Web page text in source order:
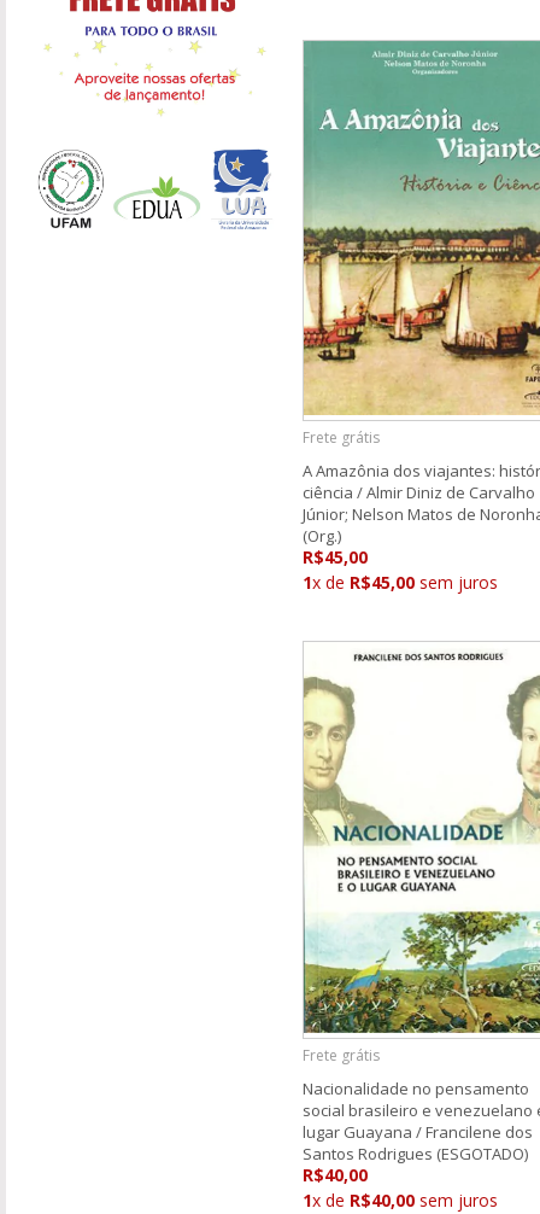
Frete grátis
A Amazônia dos viajantes:
ciência / Almir Diniz de Carvalho
Júnior; Nelson Matos de
(Org.)
R$45,00
1x de R$45,00 sem juros
Frete grátis
Nacionalidade no pensamento
social brasileiro e venezuelano
lugar Guayana / Francilene dos
Santos Rodrigues (ESGOTADO)
R$40,00
1x de R$40,00 sem juros